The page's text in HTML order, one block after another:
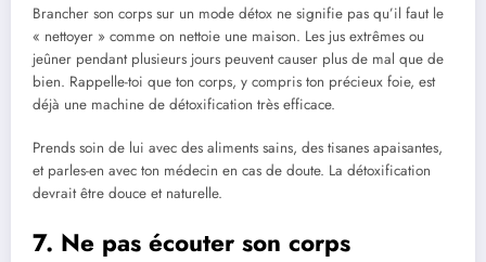
Brancher son corps sur un mode détox ne signifie pas qu’il faut le
« nettoyer » comme on nettoie une maison. Les jus extrêmes ou
jeûner pendant plusieurs jours peuvent causer plus de mal que de
bien. Rappelle-toi que ton corps, y compris ton précieux foie, est
déjà une machine de détoxification très efficace.
Prends soin de lui avec des aliments sains, des tisanes apaisantes,
et parles-en avec ton médecin en cas de doute. La détoxification
devrait être douce et naturelle.
7. Ne pas écouter son corps